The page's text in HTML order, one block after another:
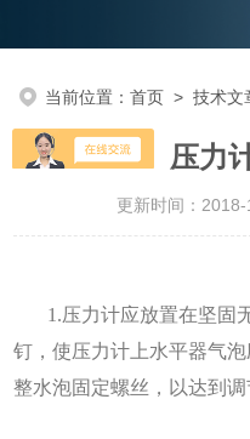
当前位置：首页 >技术文
压力
更新时间：
1.压力计应放置在坚固
钉，使压力计上水平器气
整水泡固定螺丝，以达到调